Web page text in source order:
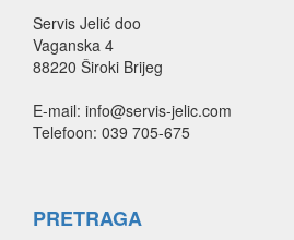
Servis Jelić doo
Vaganska 4
88220 Široki Brijeg
E-mail: info@servis-jelic.com
Telefoon: 039 705-675
PRETRAGA